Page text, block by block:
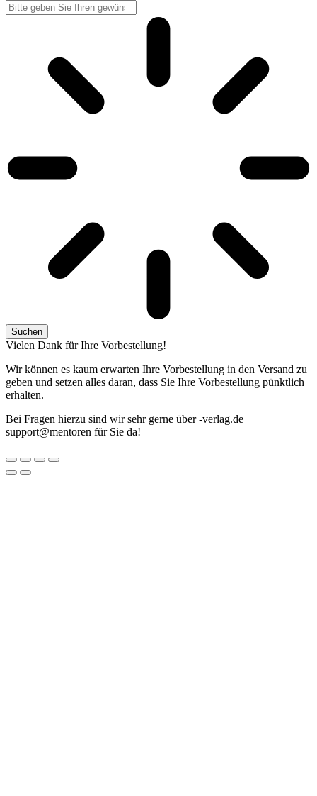
Suchen
Vielen Dank für Ihre Vorbestellung!
Wir können es kaum erwarten Ihre Vorbestellung in den Versand zu
geben und setzen alles daran, dass Sie Ihre Vorbestellung pünktlich
erhalten.
Bei Fragen hierzu sind wir sehr gerne übered.galrev-
nerotnem
@troppus für Sie da!